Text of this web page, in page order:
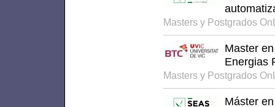
Masters y Postgrados
Master
Energias
Masters y Postgrados
Máster